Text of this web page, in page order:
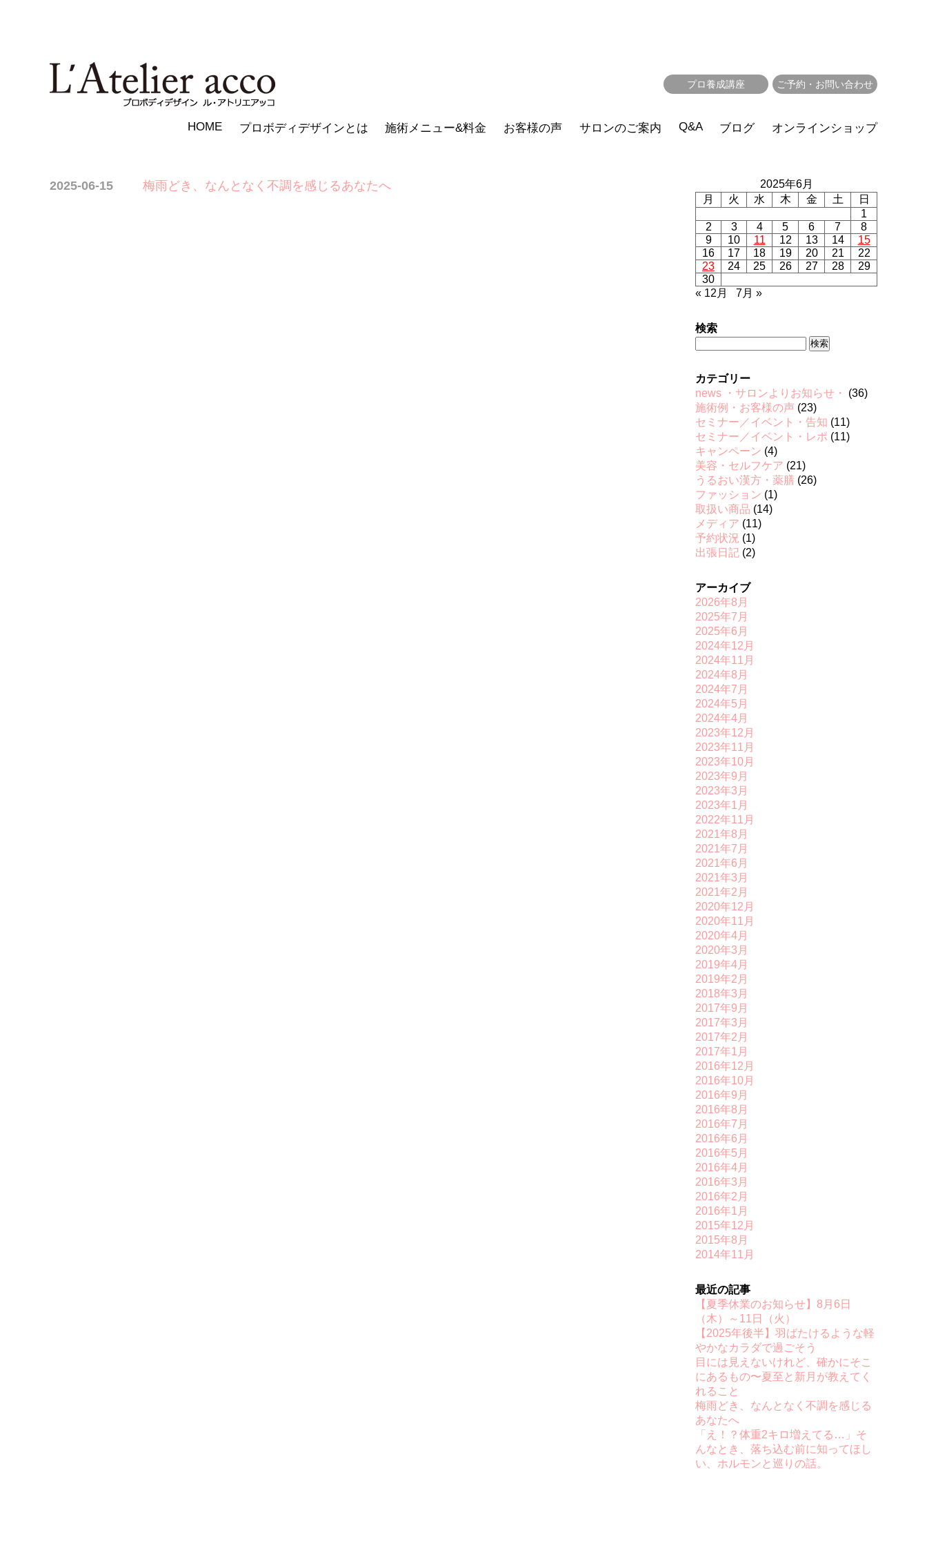
プロ養成講座 ご予約・お問い合わせ
HOME プロボディデザインとは 施術メニュー&料金 お客様の声 サロンのご案内 Q&A ブログ オンラインショップ
2025-06-15 梅雨どき、なんとなく不調を感じるあなたへ
2025年6月
月
火 水 木 金 土
日
1
2
3 4 5 6 7
8
9
10 11 12 13 14
15
16
17 18 19 20 21
22
23
24 25 26 27 28
29
30
« 12月
7月 »
検索
カテゴリー
news ・サロンよりお知らせ・
(36)
施術例・お客様の声 (23)
セミナー／イベント・告知 (11)
セミナー／イベント・レポ (11)
キャンペーン (4)
美容・セルフケア (21)
うるおい漢方・薬膳 (26)
ファッション (1)
取扱い商品 (14)
メディア (11)
予約状況 (1)
出張日記 (2)
アーカイブ
2026年8月
2025年7月
2025年6月
2024年12月
2024年11月
2024年8月
2024年7月
2024年5月
2024年4月
2023年12月
2023年11月
2023年10月
2023年9月
2023年3月
2023年1月
2022年11月
2021年8月
2021年7月
2021年6月
2021年3月
2021年2月
2020年12月
2020年11月
2020年4月
2020年3月
2019年4月
2019年2月
2018年3月
2017年9月
2017年3月
2017年2月
2017年1月
2016年12月
2016年10月
2016年9月
2016年8月
2016年7月
2016年6月
2016年5月
2016年4月
2016年3月
2016年2月
2016年1月
2015年12月
2015年8月
2014年11月
最近の記事
【夏季休業のお知らせ】8月6日
（木）～11日（火）
【2025年後半】羽ばたけるような軽
やかなカラダで過ごそう
目には見えないけれど、確かにそこ
にあるもの〜夏至と新月が教えてく
れること
梅雨どき、なんとなく不調を感じる
あなたへ
「え！？体重2キロ増えてる…」そ
んなとき、落ち込む前に知ってほし
い、ホルモンと巡りの話。